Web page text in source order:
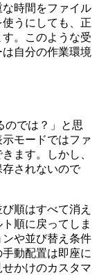
時間をファイル
うにしても、正
。このような受
自分の作業環境
のでは？」と思
モードではファ
ます。しかし、
されないので
順はすべて消え
順に戻ってしま
や並び替え条件
動配置は即座に
せかけのカスタマ